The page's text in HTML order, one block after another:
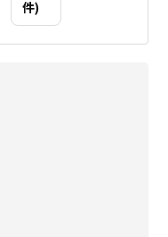
件)